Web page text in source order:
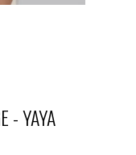
- YAYA